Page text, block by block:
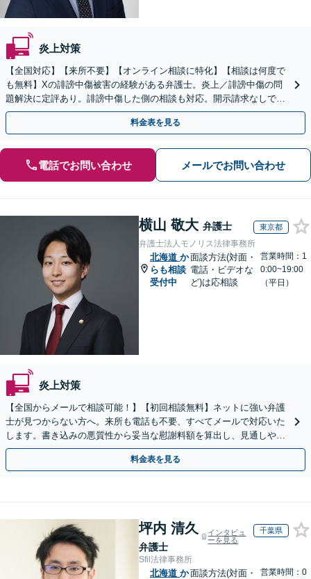
炎上対策
【全国対応】【来所不要】【オンライン相談に特化】【相談は何度で
も無料】Xの誹謗中傷被害の経験がある弁護士。炎上／誹謗中傷の問
題解決に定評あり。誹謗中傷した側の相談も対応。開示請求なしで本
人の特定ができる場合もあり。
料金表を見る
電話でお問い合わせ メールでお問い合わせ
横山 敬大 弁護士 東京都
弁護士法人モノリス法律事務所
北海道 か
らも相談
受付中
面談方法(対面・
電話・ビデオな
ど)は応相談
営業時間：1
0:00~19:00
（平日）
炎上対策
【全国からメールで相談可能！】【初回相談無料】ネットに強い弁護
士が見つからない方へ。来所も電話も不要、すべてメールで対応いた
します。書き込みの悪質性から妥当な慰謝料額を算出し、見通しや費
用面のリスクも包み隠さずお伝えしサポートします。
料金表を見る
坪内 清久
弁護士
インタビュ
ーを見る
千葉県
Sfil法律事務所
北海道 か面談方法(対面・
営業時間：0